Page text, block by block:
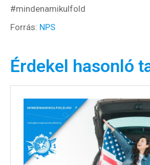
#mindenamikulfold
Forrás: NPS
Érdekel hasonló